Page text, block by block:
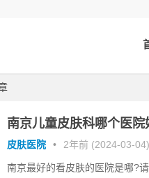
南京儿童皮肤科哪个医
皮肤医院 • 2年前 (2024-03-04)
南京最好的看皮肤的医院是哪?